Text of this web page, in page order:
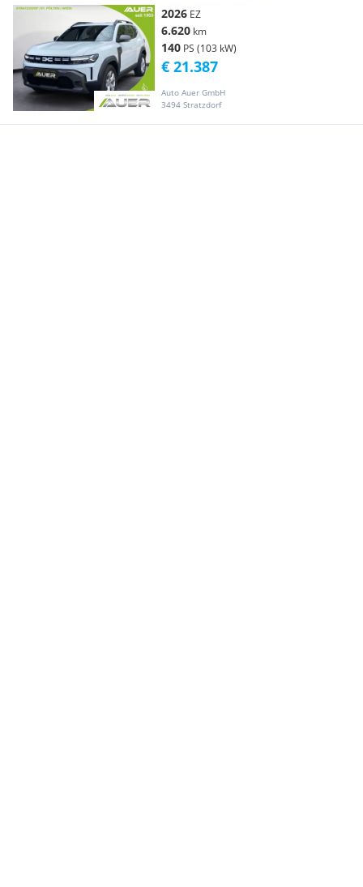
2026 EZ
6.620 km
140 PS (103 kW)
Auto Auer GmbH
3494 Stratzdorf
€ 21.387